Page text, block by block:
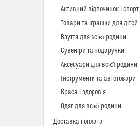
Активний відпочинок і спорт
Товари та іграшки для дітей
Взуття для всієї родини
Сувеніри та подарунки
Аксесуари для всієї родини
Інструменти та автотовари
Краса і здоров'я
Одяг для всієї родини
Доставка і оплата